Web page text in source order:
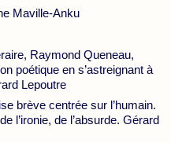
Maville-Anku
Raymond Queneau,
poétique en s’astreignant à
Lepoutre
brève centrée sur l’humain.
l’ironie, de l’absurde. Gérard